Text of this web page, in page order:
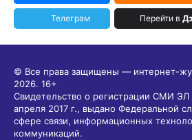
Телеграм Перейти в
© Все права защищены — интернет-
2026. 16+
Свидетельство о регистрации СМИ
апреля 2017 г., выдано Федеральной
сфере связи, информационных
коммуникаций.